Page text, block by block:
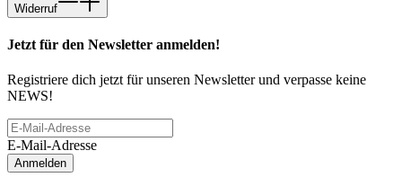
Widerruf
Jetzt für den Newsletter anmelden!
Registriere dich jetzt für unseren Newsletter und verpasse keine
NEWS!
E-Mail-Adresse
Anmelden